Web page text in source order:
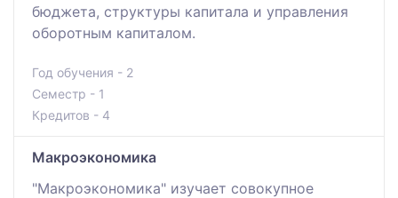
бюджета, структуры капитала и управления
оборотным капиталом.
Год обучения - 2
Семестр - 1
Кредитов - 4
Макроэкономика
"Макроэкономика" изучает совокупное